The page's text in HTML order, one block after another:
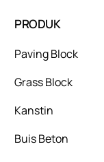
PRODUK
Paving Block
Grass Block
Kanstin
Buis Beton